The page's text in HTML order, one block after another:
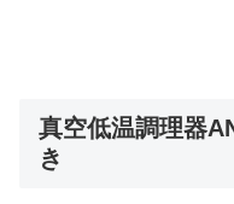
真空低温調理器
き